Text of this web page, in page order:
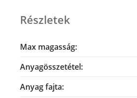
Részletek
Max magasság:
Anyagösszetétel:
Anyag fajta: